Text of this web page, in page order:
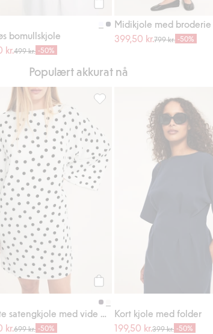
bomullskjole
kr.499 kr. -50%
Midikjole med broderie
399,50 kr.799 kr. -50%
Populært akkurat nå
i lin, Legg til i favoriter
kr.699 kr. -50%
Prikkete satengkjole med
Kort kjole med folder
199,50 kr.399 kr. -50%